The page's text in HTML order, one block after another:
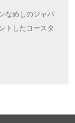
なめしのジャパ
トしたコースタ